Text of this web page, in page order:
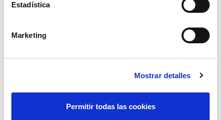
Estadística
Marketing
Mostrar detalles
Permitir todas las cookies
Generación de enero a noviembre del 2015